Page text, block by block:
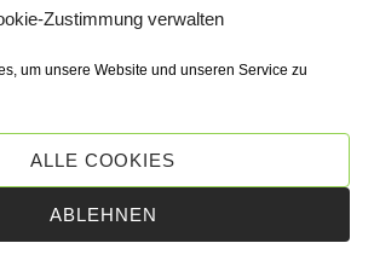
Zustimmung verwalten
um unsere Website und unseren Service zu
ALLE COOKIES
ABLEHNEN
die Einwilligung die Speicherung von
(z. B. Device-Fingerprinting) im
Font Awesome nicht unterstützt,
von Ihrem Computer